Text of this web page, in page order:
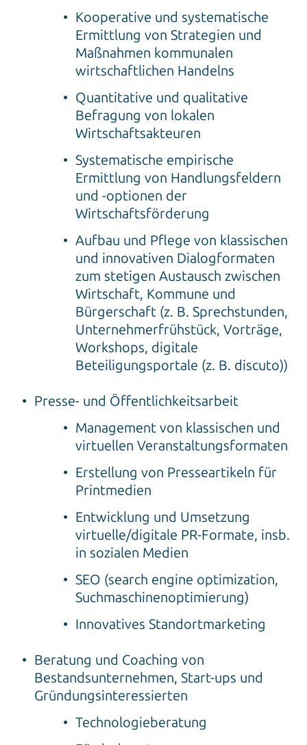
Kooperative und systematische
Ermittlung von Strategien und
Maßnahmen kommunalen
wirtschaftlichen Handelns
Quantitative und qualitative
Befragung von lokalen
Wirtschaftsakteuren
Systematische empirische
Ermittlung von Handlungsfeldern
und -optionen der
Wirtschaftsförderung
Aufbau und Pflege von klassischen
und innovativen Dialogformaten
zum stetigen Austausch zwischen
Wirtschaft, Kommune und
Bürgerschaft (z. B. Sprechstunden,
Unternehmerfrühstück, Vorträge,
Workshops, digitale
Beteiligungsportale (z. B. discuto))
Presse- und Öffentlichkeitsarbeit
Management von klassischen und
virtuellen Veranstaltungsformaten
Erstellung von Presseartikeln für
Printmedien
Entwicklung und Umsetzung
virtuelle/digitale PR-Formate, insb.
in sozialen Medien
SEO (search engine optimization,
Suchmaschinenoptimierung)
Innovatives Standortmarketing
Beratung und Coaching von
Bestandsunternehmen, Start-ups und
Gründungsinteressierten
Technologieberatung